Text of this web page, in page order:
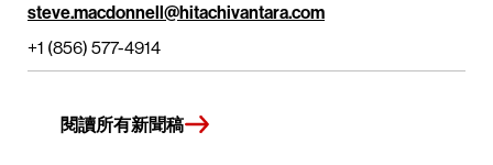
steve.macdonnell@hitachivantara.com
+1 (856) 577-4914
閱讀所有新聞稿